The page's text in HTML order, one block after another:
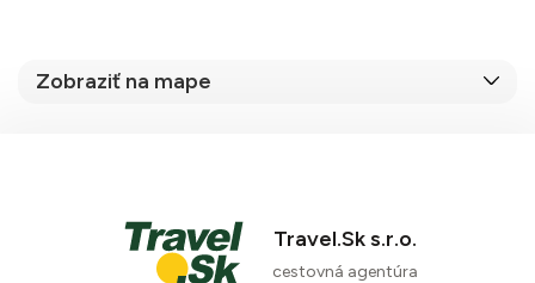
Zobraziť na mape
Travel.Sk s.r.o.
cestovná agentúra